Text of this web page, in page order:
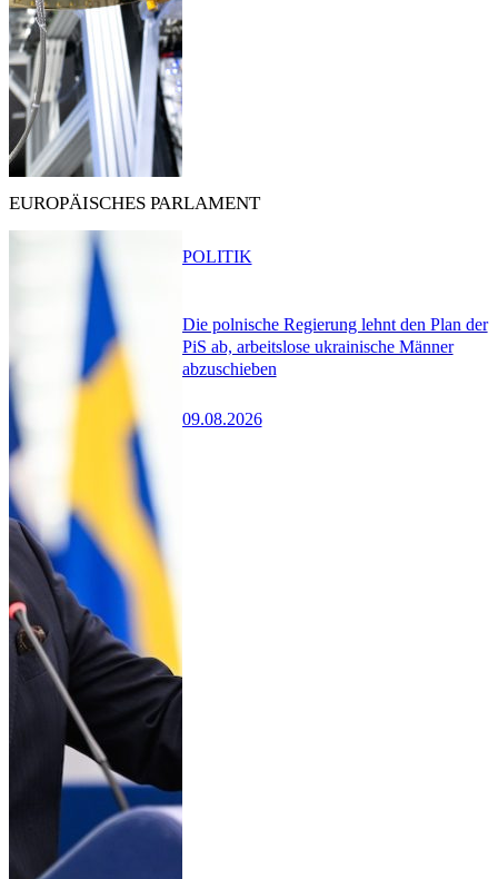
EUROPÄISCHES PARLAMENT
Die polnische Regierung lehnt den Plan der
PiS ab, arbeitslose ukrainische Männer
abzuschieben
09.08.2026
POLITIK